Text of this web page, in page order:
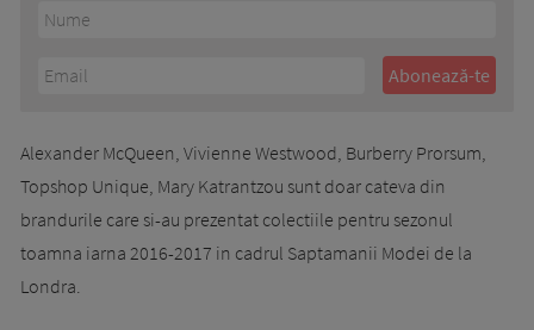
Alexander McQueen, Vivienne Westwood, Burberry Prorsum,
Topshop Unique, Mary Katrantzou sunt doar cateva din
brandurile care si-au prezentat colectiile pentru sezonul
toamna iarna 2016-2017 in cadrul Saptamanii Modei de la
Londra.